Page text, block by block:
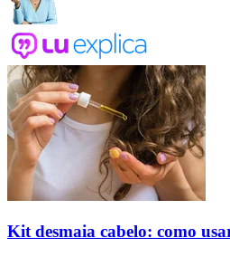
Kit desmaia cabelo: como